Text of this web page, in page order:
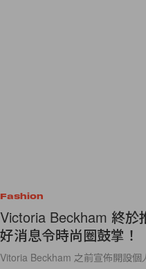
Fashion
Victoria Beckham 終於
好消息令時尚圈鼓掌！
Vitoria Beckham 之前宣佈開設個